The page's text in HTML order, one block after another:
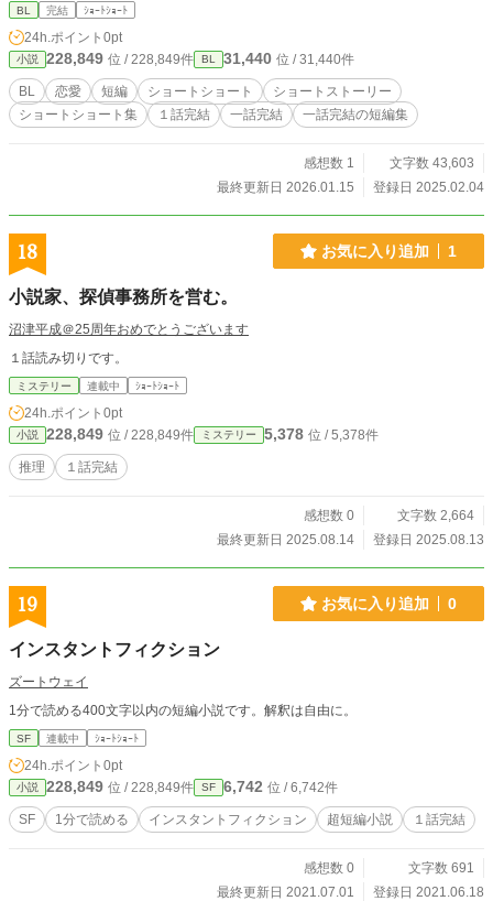
BL 完結 ｼｮｰﾄｼｮｰﾄ
24h.ポイント 0pt
小説 228,849 位 / 228,849件 BL 31,440 位 / 31,440件
BL 恋愛 短編 ショートショート
ショートストーリー
ショートショート集
１話完結 一話完結 一話完結の短編集
感想数 1
文字数 43,603
最終更新日 2026.01.15
登録日 2025.02.04
18 お気に入り追加 1
小説家、探偵事務所を営む。
沼津平成＠25周年おめでとうございます
１話読み切りです。
ミステリー 連載中 ｼｮｰﾄｼｮｰﾄ
24h.ポイント 0pt
小説 228,849 位 / 228,849件 ミステリー 5,378 位 / 5,378件
推理 １話完結
感想数 0
文字数 2,664
最終更新日 2025.08.14
登録日 2025.08.13
19 お気に入り追加 0
インスタントフィクション
ズートウェイ
1分で読める400文字以内の短編小説です。解釈は自由に。
SF 連載中 ｼｮｰﾄｼｮｰﾄ
24h.ポイント 0pt
小説 228,849 位 / 228,849件 SF 6,742 位 / 6,742件
SF 1分で読める インスタントフィクション 超短編小説 １話完結
感想数 0
文字数 691
最終更新日 2021.07.01
登録日 2021.06.18